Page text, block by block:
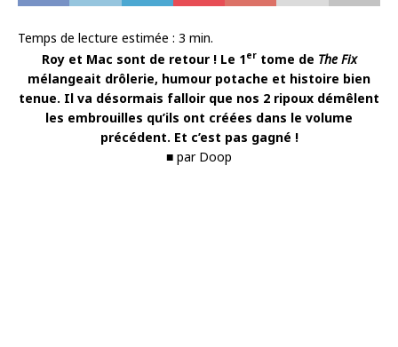
Temps de lecture estimée : 3 min.
Roy et Mac sont de retour ! Le 1ertome de The Fix
mélangeait drôlerie, humour potache et histoire bien
tenue. Il va désormais falloir que nos 2 ripoux démêlent
les embrouilles qu’ils ont créées dans le volume
précédent. Et c’est pas gagné !
■ par Doop